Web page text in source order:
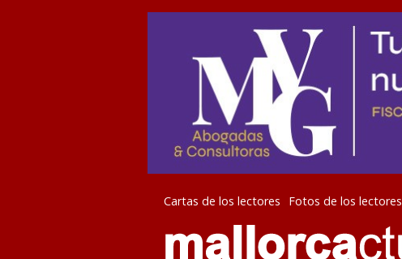
Cartas de los lectores Fotos de los lectores